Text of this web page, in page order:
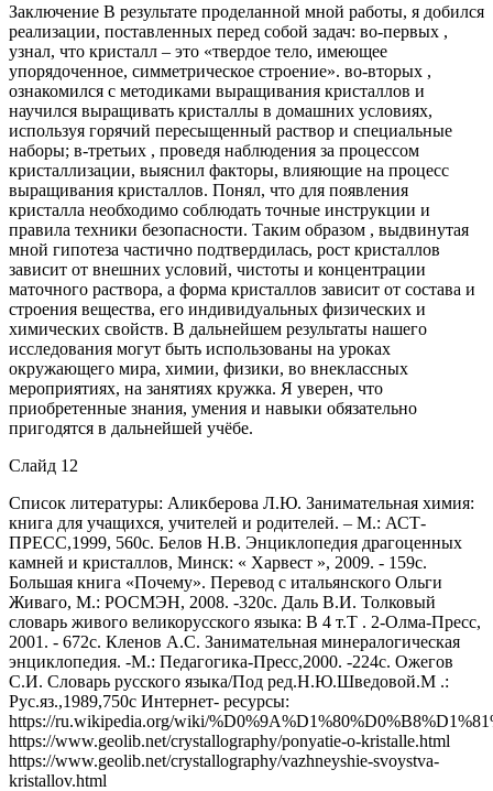
Заключение В результате проделанной мной работы, я добился
реализации, поставленных перед собой задач: во-первых ,
узнал, что кристалл – это «твердое тело, имеющее
упорядоченное, симметрическое строение». во-вторых ,
ознакомился с методиками выращивания кристаллов и
научился выращивать кристаллы в домашних условиях,
используя горячий пересыщенный раствор и специальные
наборы; в-третьих , проведя наблюдения за процессом
кристаллизации, выяснил факторы, влияющие на процесс
выращивания кристаллов. Понял, что для появления
кристалла необходимо соблюдать точные инструкции и
правила техники безопасности. Таким образом , выдвинутая
мной гипотеза частично подтвердилась, рост кристаллов
зависит от внешних условий, чистоты и концентрации
маточного раствора, а форма кристаллов зависит от состава и
строения вещества, его индивидуальных физических и
химических свойств. В дальнейшем результаты нашего
исследования могут быть использованы на уроках
окружающего мира, химии, физики, во внеклассных
мероприятиях, на занятиях кружка. Я уверен, что
приобретенные знания, умения и навыки обязательно
пригодятся в дальнейшей учёбе.
Слайд 12
Список литературы: Аликберова Л.Ю. Занимательная химия:
книга для учащихся, учителей и родителей. – М.: АСТ-
ПРЕСС,1999, 560с. Белов Н.В. Энциклопедия драгоценных
камней и кристаллов, Минск: « Харвест », 2009. - 159с.
Большая книга «Почему». Перевод с итальянского Ольги
Живаго, М.: РОСМЭН, 2008. -320с. Даль В.И. Толковый
словарь живого великорусского языка: В 4 т.Т . 2-Олма-Пресс,
2001. - 672с. Кленов А.С. Занимательная минералогическая
энциклопедия. -М.: Педагогика-Пресс,2000. -224с. Ожегов
С.И. Словарь русского языка/Под ред.Н.Ю.Шведовой.М .:
Рус.яз.,1989,750с Интернет- ресурсы:
https://ru.wikipedia.org/wiki/
https://www.geolib.net/crystallography/ponyatie-o-kristalle.html
https://www.geolib.net/crystallography/vazhneyshie-svoystva-
kristallov.html